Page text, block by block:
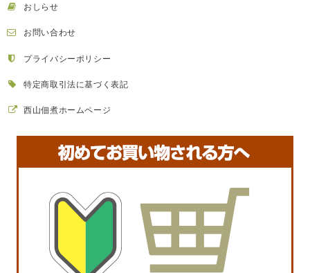
した。 食べてみて 美味しさに感動ものでした。あまりの違いに、今ま
げます。ありがとうございました。
ご購入誠にありがとうございます。年々漁獲量が減り高価
ことが、私どものやりがいとなっております、これからも
どうぞ西山佃煮をよろしくお願い申し上げます。 なお、こ
2022/03/18
いかなごのくぎ煮を購入しました。しばらく待ちましたが、商品の特性
上、それが当たり前だと思います。よくある真空パックではなく新物
で、とても美味しいです！ありがとうございます。
おしらせ
お問い合わせ
プライバシーポリシー
特定商取引法に基づく表記
西山佃煮ホームページ